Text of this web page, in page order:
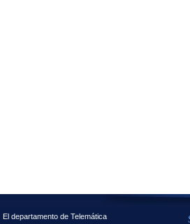
El departamento de Telemática